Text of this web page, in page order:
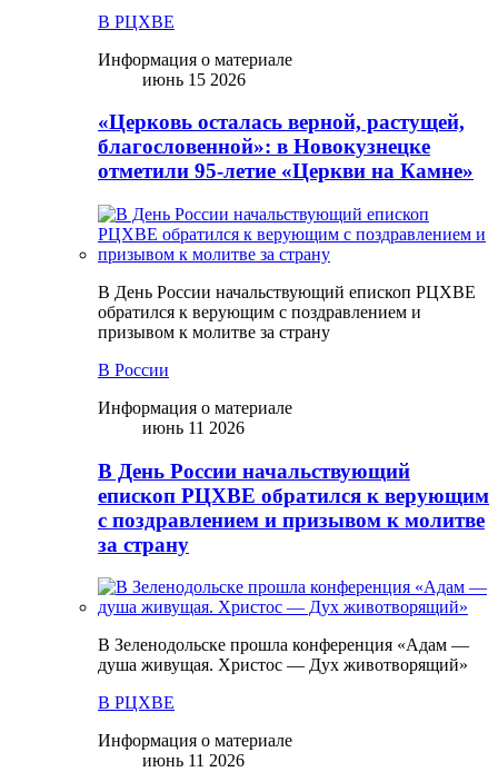
В РЦХВЕ
Информация о материале
июнь 15 2026
«Церковь осталась верной, растущей,
благословенной»: в Новокузнецке
отметили 95-летие «Церкви на Камне»
В День России начальствующий епископ РЦХВЕ
обратился к верующим с поздравлением и
призывом к молитве за страну
В России
Информация о материале
июнь 11 2026
В День России начальствующий
епископ РЦХВЕ обратился к верующим
с поздравлением и призывом к молитве
за страну
В Зеленодольске прошла конференция «Адам —
душа живущая. Христос — Дух животворящий»
В РЦХВЕ
Информация о материале
июнь 11 2026